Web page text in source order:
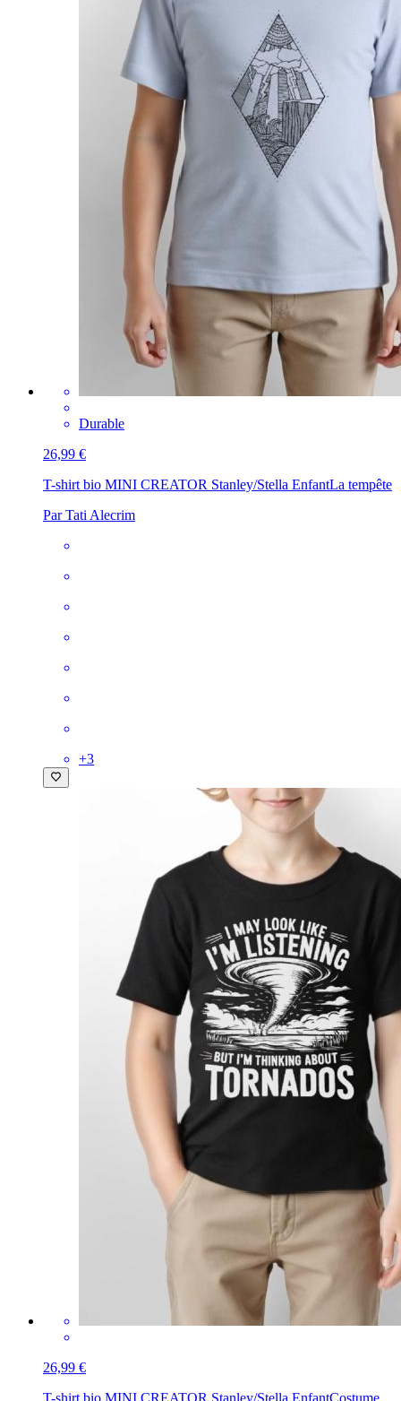
Durable
26,99 €
T-shirt bio MINI CREATOR Stanley/Stella EnfantLa tempête
Par Tati Alecrim
+3
26,99 €
T-shirt bio MINI CREATOR Stanley/Stella EnfantCostume